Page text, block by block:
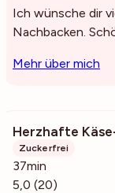
Ich wünsche dir
Nachbacken.
Mehr über mich
Herzhafte
Zuckerfrei
37min
5,0 (20)